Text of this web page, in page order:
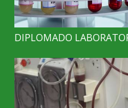
DIPLOMADO